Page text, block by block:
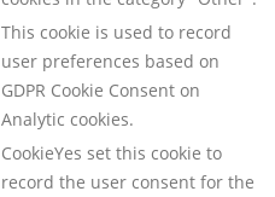
This cookie is used to record
user preferences based on
GDPR Cookie Consent on
Analytic cookies.
CookieYes set this cookie to
record the user consent for the